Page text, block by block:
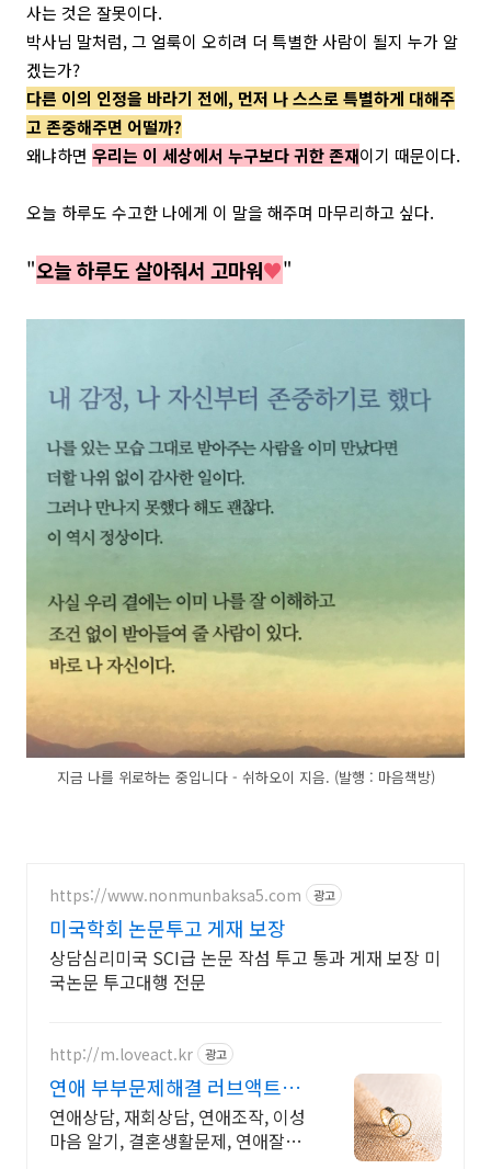
사는 것은 잘못이다.
박사님 말처럼, 그 얼룩이 오히려 더 특별한 사람이 될지 누가 알
겠는가?
다른 이의 인정을 바라기 전에, 먼저 나 스스로 특별하게 대해주
고 존중해주면 어떨까?
왜냐하면 우리는 이 세상에서 누구보다 귀한 존재이기 때문이다.
오늘 하루도 수고한 나에게 이 말을 해주며 마무리하고 싶다.
"오늘 하루도 살아줘서 고마워♥"
지금 나를 위로하는 중입니다 - 쉬하오이 지음. (발행 : 마음책방)
https://www.nonmunbaksa5.com 광고
미국학회 논문투고 게재 보장
상담심리미국 SCI급 논문 작섬 투고 통과 게재 보장 미
국논문 투고대행 전문
http://m.loveact.kr 광고
연애 부부문제해결 러브액트
2011년 개업 12년 전통
연애상담, 재회상담, 연애조작, 이성
마음 알기, 결혼생활문제, 연애잘하